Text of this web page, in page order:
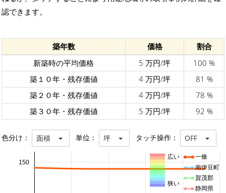
認できます。
築年数 価格
割合
新築時の平均価格
5 万円/坪
100 %
築１０年・残存価値
4 万円/坪
81 %
築２０年・残存価値
4 万円/坪
78 %
築３０年・残存価値
5 万円/坪 92 %
色分け： 面積 単位： 坪 タッチ操作： OFF
150
一條
南伊豆町
賀茂郡
静岡県
広い
狭い